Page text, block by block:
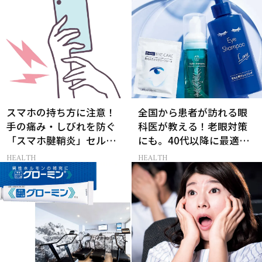
スマホの持ち方に注意！
手の痛み・しびれを防ぐ
「スマホ腱鞘炎」セルフ
ケア5選【薬剤師監修】
HEALTH
全国から患者が訪れる眼
科医が教える！老眼対策
にも。40代以降に最適な
アイケア習慣
HEALTH